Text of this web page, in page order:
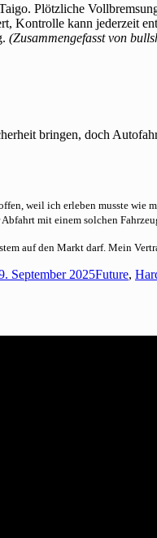
Plötzliche
Kontrolle kann jederzeit
(Zusammengefasst von
bringen, doch
weil ich erleben musste wie
mit einem solchen
auf den Markt darf. Mein
September 2025Kategorien
Future,